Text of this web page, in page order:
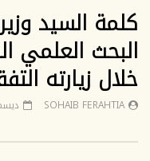
19:13
كلمة السيد مدير الجامعة
بودلاعة عمار بمناسبة افتتاح
سبتمبر 23, 2025
كلمة السيد
البحث العلمي
خلال زيارته
SOHAIB FERAHTIA ديسمبر